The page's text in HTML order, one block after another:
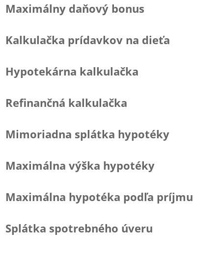
Maximálny daňový bonus
Kalkulačka prídavkov na dieťa
Hypotekárna kalkulačka
Refinančná kalkulačka
Mimoriadna splátka hypotéky
Maximálna výška hypotéky
Maximálna hypotéka podľa príjmu
Splátka spotrebného úveru